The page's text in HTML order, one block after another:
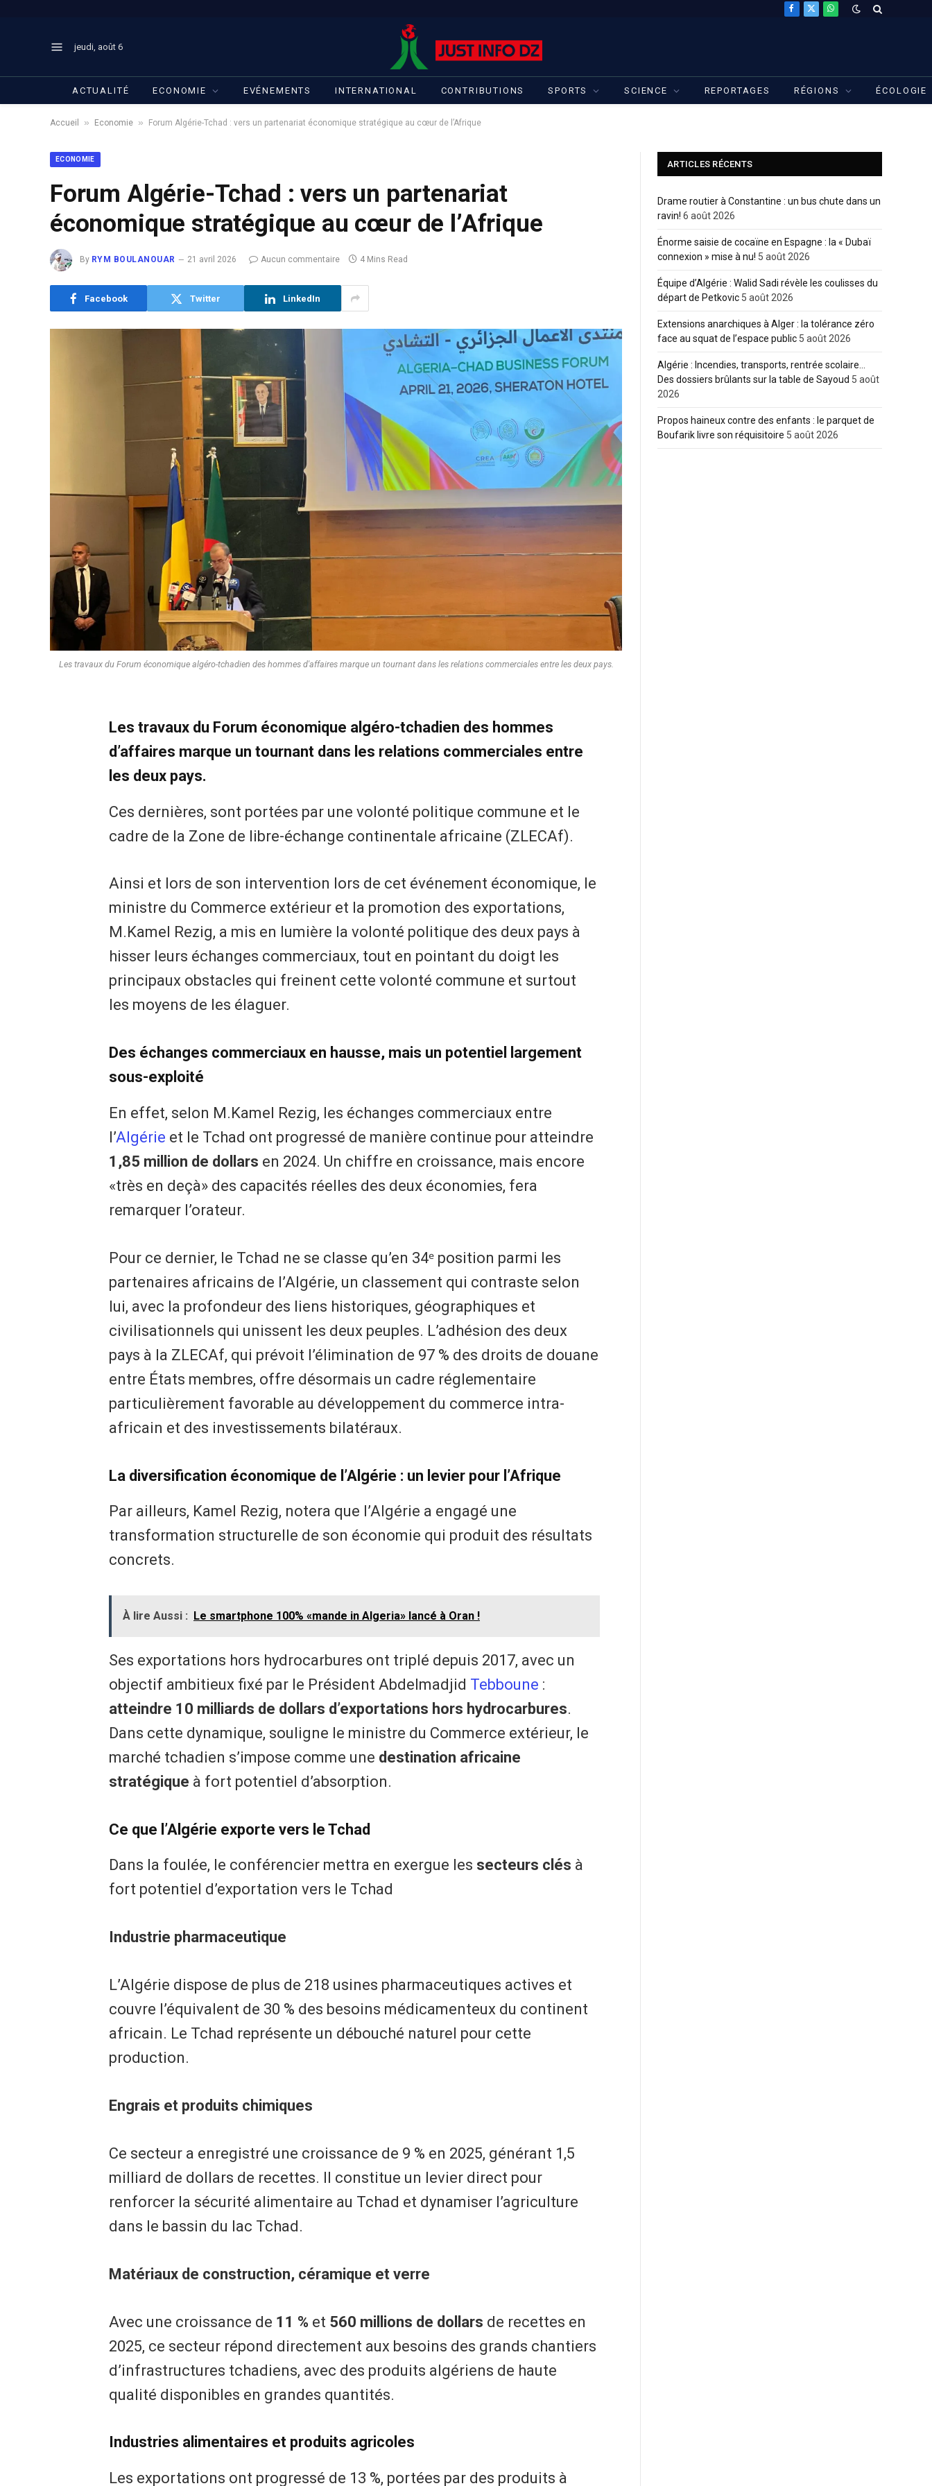
Facebook
X
WhatsApp
jeudi, août 6
ACTUALITÉ ECONOMIE EVÉNEMENTS INTERNATIONAL CONTRIBUTIONS SPORTS SCIENCE REPORTAGES RÉGIONS ÉCOLOGIE
Accueil » Economie » Forum Algérie-Tchad : vers un partenariat économique stratégique au cœur de l’Afrique
ECONOMIE
Forum Algérie-Tchad : vers un partenariat
économique stratégique au cœur de l’Afrique
By RYM BOULANOUAR 21 avril 2026 Aucun commentaire 4 Mins Read
Facebook Twitter LinkedIn
Les travaux du Forum économique algéro-tchadien des hommes d'affaires marque un tournant dans les relations commerciales entre les deux pays.
Les travaux du Forum économique algéro-tchadien des hommes
d’affaires marque un tournant dans les relations commerciales entre
les deux pays.
Ces dernières, sont portées par une volonté politique commune et le
cadre de la Zone de libre-échange continentale africaine (ZLECAf).
Ainsi et lors de son intervention lors de cet événement économique, le
ministre du Commerce extérieur et la promotion des exportations,
M.Kamel Rezig, a mis en lumière la volonté politique des deux pays à
hisser leurs échanges commerciaux, tout en pointant du doigt les
principaux obstacles qui freinent cette volonté commune et surtout
les moyens de les élaguer.
Des échanges commerciaux en hausse, mais un potentiel largement
sous-exploité
En effet, selon M.Kamel Rezig, les échanges commerciaux entre
l’Algérie et le Tchad ont progressé de manière continue pour atteindre
1,85 million de dollars en 2024. Un chiffre en croissance, mais encore
«très en deçà» des capacités réelles des deux économies, fera
remarquer l’orateur.
Pour ce dernier, le Tchad ne se classe qu’en 34ᵉ position parmi les
partenaires africains de l’Algérie, un classement qui contraste selon
lui, avec la profondeur des liens historiques, géographiques et
civilisationnels qui unissent les deux peuples. L’adhésion des deux
pays à la ZLECAf, qui prévoit l’élimination de 97 % des droits de douane
entre États membres, offre désormais un cadre réglementaire
particulièrement favorable au développement du commerce intra-
africain et des investissements bilatéraux.
La diversification économique de l’Algérie : un levier pour l’Afrique
Par ailleurs, Kamel Rezig, notera que l’Algérie a engagé une
transformation structurelle de son économie qui produit des résultats
concrets.
À lire Aussi : Le smartphone 100% «mande in Algeria» lancé à Oran !
Ses exportations hors hydrocarbures ont triplé depuis 2017, avec un
objectif ambitieux fixé par le Président Abdelmadjid Tebboune :
atteindre 10 milliards de dollars d’exportations hors hydrocarbures.
Dans cette dynamique, souligne le ministre du Commerce extérieur, le
marché tchadien s’impose comme une destination africaine
stratégique à fort potentiel d’absorption.
Ce que l’Algérie exporte vers le Tchad
Dans la foulée, le conférencier mettra en exergue les secteurs clés à
fort potentiel d’exportation vers le Tchad
Industrie pharmaceutique
L’Algérie dispose de plus de 218 usines pharmaceutiques actives et
couvre l’équivalent de 30 % des besoins médicamenteux du continent
africain. Le Tchad représente un débouché naturel pour cette
production.
Engrais et produits chimiques
Ce secteur a enregistré une croissance de 9 % en 2025, générant 1,5
milliard de dollars de recettes. Il constitue un levier direct pour
renforcer la sécurité alimentaire au Tchad et dynamiser l’agriculture
dans le bassin du lac Tchad.
Matériaux de construction, céramique et verre
Avec une croissance de 11 % et 560 millions de dollars de recettes en
2025, ce secteur répond directement aux besoins des grands chantiers
d’infrastructures tchadiens, avec des produits algériens de haute
qualité disponibles en grandes quantités.
Industries alimentaires et produits agricoles
Les exportations ont progressé de 13 %, portées par des produits à
ARTICLES RÉCENTS
Drame routier à Constantine : un bus chute dans un
ravin! 6 août 2026
Énorme saisie de cocaïne en Espagne : la « Dubaï
connexion » mise à nu! 5 août 2026
Équipe d’Algérie : Walid Sadi révèle les coulisses du
départ de Petkovic 5 août 2026
Extensions anarchiques à Alger : la tolérance zéro
face au squat de l’espace public 5 août 2026
Algérie : Incendies, transports, rentrée scolaire…
Des dossiers brûlants sur la table de Sayoud 5 août
2026
Propos haineux contre des enfants : le parquet de
Boufarik livre son réquisitoire 5 août 2026